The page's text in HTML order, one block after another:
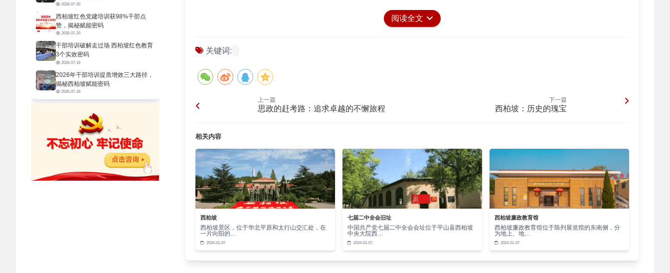
2026-07-20
西柏坡红色党建培训获98%干部点
赞，揭秘赋能密码
2026-07-20
干部培训破解走过场 西柏坡红色教育
3个实效密码
2026-07-19
2026年干部培训提质增效三大路径，
揭秘西柏坡赋能密码
2026-07-18
不断学习和成长是追求卓越的必要条件。我们要像西柏坡的先辈们那样，不断更新知识和技能，适应时代的发展和变化。
同时，善于反思和总结经验教训也是至关重要的。每一次的失败都是成长的机会，从失败中吸取教训，调整策略，不断改进
自己。
追求卓越不仅是个人的追求，也会对周围的人产生积极的影响。它能够激励他人，成为他们的榜样。
和成果与他人分享，共同进步。
在这个不懈旅程中，我们会遇到各种各样的风景和人物。他们会给我们带来不同的体验和启示。让我们珍惜每一个瞬间，用
心去感受这个旅程的美好。
追求卓越是一场永无止境的旅程，它带给我们的不仅仅是成功和成就，更是一种内心的满足和成长。让我们以西柏坡精神为
动力，坚定地踏上这个旅程，不断追求更高的境界。
阅读全文
关键词:
上一篇
思政的赶考路：追求卓越的不懈旅程
下一篇
西柏坡：历史的瑰宝
相关内容
西柏坡
西柏坡景区，位于华北平原和太行山交汇处，在
一片向阳的…
2024-01-07
七届二中全会旧址
中国共产党七届二中全会会址位于平山县西柏坡
中央大院西…
2024-01-07
西柏坡廉政教育馆
西柏坡廉政教育馆位于陈列展览馆的东南侧，分
为地上、地…
2024-01-07